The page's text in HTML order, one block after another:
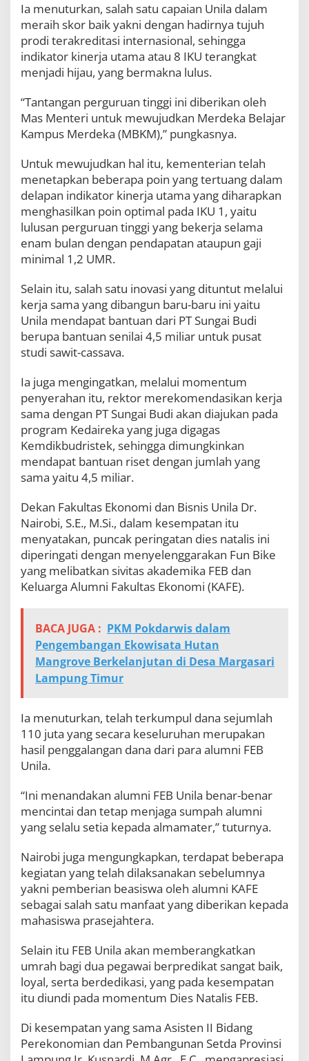
i
e
N
t
l
i
k
-
5
7
Ia menuturkan, salah satu capaian Unila dalam
meraih skor baik yakni dengan hadirnya tujuh
prodi terakreditasi internasional, sehingga
indikator kinerja utama atau 8 IKU terangkat
menjadi hijau, yang bermakna lulus.
“Tantangan perguruan tinggi ini diberikan oleh
Mas Menteri untuk mewujudkan Merdeka Belajar
Kampus Merdeka (MBKM),” pungkasnya.
Untuk mewujudkan hal itu, kementerian telah
menetapkan beberapa poin yang tertuang dalam
delapan indikator kinerja utama yang diharapkan
menghasilkan poin optimal pada IKU 1, yaitu
lulusan perguruan tinggi yang bekerja selama
enam bulan dengan pendapatan ataupun gaji
minimal 1,2 UMR.
Selain itu, salah satu inovasi yang dituntut melalui
kerja sama yang dibangun baru-baru ini yaitu
Unila mendapat bantuan dari PT Sungai Budi
berupa bantuan senilai 4,5 miliar untuk pusat
studi sawit-cassava.
Ia juga mengingatkan, melalui momentum
penyerahan itu, rektor merekomendasikan kerja
sama dengan PT Sungai Budi akan diajukan pada
program Kedaireka yang juga digagas
Kemdikbudristek, sehingga dimungkinkan
mendapat bantuan riset dengan jumlah yang
sama yaitu 4,5 miliar.
Dekan Fakultas Ekonomi dan Bisnis Unila Dr.
Nairobi, S.E., M.Si., dalam kesempatan itu
menyatakan, puncak peringatan dies natalis ini
diperingati dengan menyelenggarakan Fun Bike
yang melibatkan sivitas akademika FEB dan
Keluarga Alumni Fakultas Ekonomi (KAFE).
BACA JUGA : PKM Pokdarwis dalam
Pengembangan Ekowisata Hutan
Mangrove Berkelanjutan di Desa Margasari
Lampung Timur
Ia menuturkan, telah terkumpul dana sejumlah
110 juta yang secara keseluruhan merupakan
hasil penggalangan dana dari para alumni FEB
Unila.
“Ini menandakan alumni FEB Unila benar-benar
mencintai dan tetap menjaga sumpah alumni
yang selalu setia kepada almamater,” tuturnya.
Nairobi juga mengungkapkan, terdapat beberapa
kegiatan yang telah dilaksanakan sebelumnya
yakni pemberian beasiswa oleh alumni KAFE
sebagai salah satu manfaat yang diberikan kepada
mahasiswa prasejahtera.
Selain itu FEB Unila akan memberangkatkan
umrah bagi dua pegawai berpredikat sangat baik,
loyal, serta berdedikasi, yang pada kesempatan
itu diundi pada momentum Dies Natalis FEB.
Di kesempatan yang sama Asisten II Bidang
Perekonomian dan Pembangunan Setda Provinsi